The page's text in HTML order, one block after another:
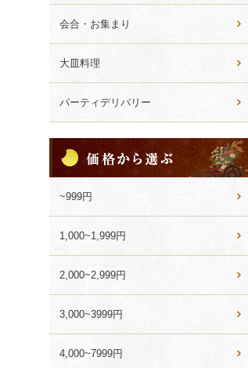
会合・お集まり
大皿料理
パーティデリバリー
格
か
ら
選
ぶ
~999円
1,000~1,999円
2,000~2,999円
3,000~3999円
4,000~7999円